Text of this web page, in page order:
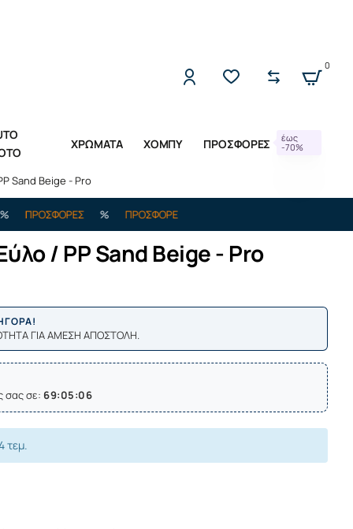
0
ΧΡΩΜΑΤΑ ΧΟΜΠΥ ΠΡΟΣΦΟΡΕΣ
έως
-70%
Sand Beige - Pro
% ΠΡΟΣΦΟΡΕΣ %
/ PP Sand Beige - Pro
ΓΙΑ ΑΜΕΣΗ ΑΠΟΣΤΟΛΗ.
σας σε: 69:05:05
τεμ.